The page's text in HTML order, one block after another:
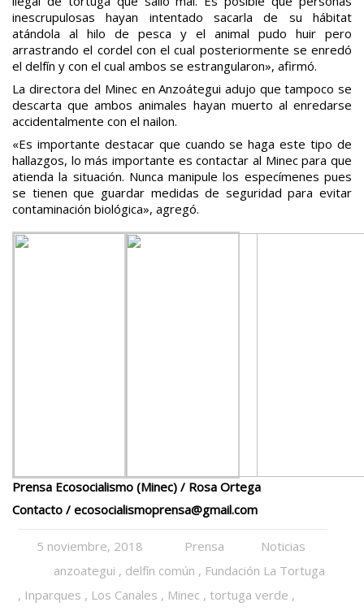
inescrupulosas hayan intentado sacarla de su hábitat
atándola al hilo de pesca y el animal pudo huir pero
arrastrando el cordel con el cual posteriormente se enredó
el delfín y con el cual ambos se estrangularon», afirmó.
La directora del Minec en Anzoátegui adujo que tampoco se
descarta que ambos animales hayan muerto al enredarse
accidentalmente con el nailon.
«Es importante destacar que cuando se haga este tipo de
hallazgos, lo más importante es contactar al Minec para que
atienda la situación. Nunca manipule los especímenes pues
se tienen que guardar medidas de seguridad para evitar
contaminación biológica», agregó.
Prensa Ecosocialismo (Minec) / Rosa Ortega
Contacto / ecosocialismoprensa@gmail.com
5 noviembre, 2018 Prensa
Noticias
anzoategui , delfín común , Fundación La Tortuga
, Inparques , Los Canales , Minec , tortuga verde ,